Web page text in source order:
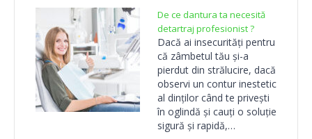
De ce dantura ta necesită
detartraj profesionist ?
Dacă ai insecurități pentru
că zâmbetul tău și-a
pierdut din strălucire, dacă
observi un contur inestetic
al dinților când te privești
în oglindă și cauți o soluție
sigură și rapidă,…